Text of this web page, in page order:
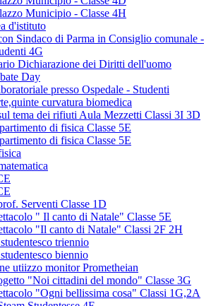
Municipio - Classe 4H
d'istituto
Sindaco di Parma in Consiglio comunale -
4G
Dichiarazione dei Diritti dell'uomo
Day
presso Ospedale - Studenti
curvatura biomedica
tema dei rifiuti Aula Mezzetti Classi 3I 3D
di fisica Classe 5E
di fisica Classe 5E
Serventi Classe 1D
" Il canto di Natale" Classe 5E
"Il canto di Natale" Classi 2F 2H
triennio
biennio
utiizzo monitor Prometheian
"Noi cittadini del mondo" Classe 3G
"Ogni bellissima cosa" Classi 1G,2A